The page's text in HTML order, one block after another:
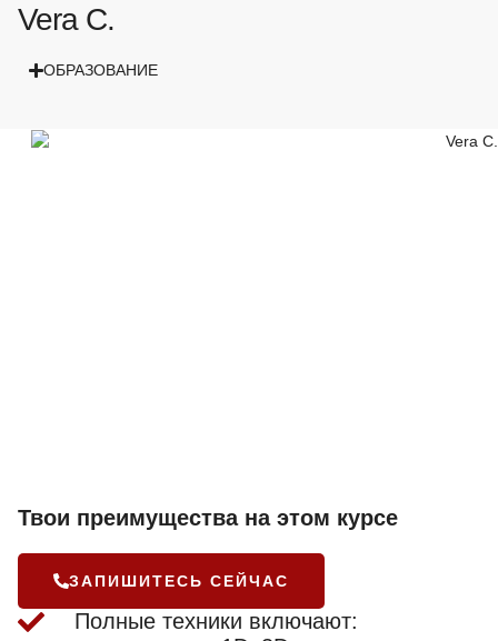
Vera C.
ОБРАЗОВАНИЕ
Твои преимущества на этом курсе
ЗАПИШИТЕСЬ СЕЙЧАС
Полные техники включают: